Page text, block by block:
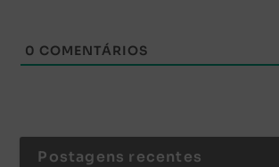
0 COMENTÁRIOS
Postagens recentes